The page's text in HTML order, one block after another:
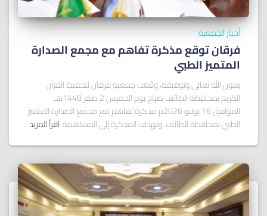
أخبار الجمعية
فرقان توقع مذكرة تفاهم مع مجمع الصدارة
المتميز الطبي
بعون الله تعالى وتوفيقه، وقّعت جمعية فرقان لتحفيظ القرآن
الكريم بمحافظة الطائف صباح يوم الخميس 2 صفر 1448هـ
الموافق 16 يوليو 2026م مذكرة تفاهم مع مجمع الصدارة المتميز
الطبي بمحافظة الطائف. وتهدف المذكرة إلى المساهمة اقرأ المزيد